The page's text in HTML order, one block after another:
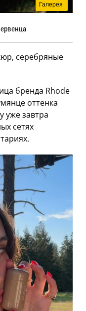
Галерея
серебряные
бренда Rhode
оттенка
уже завтра
сетях